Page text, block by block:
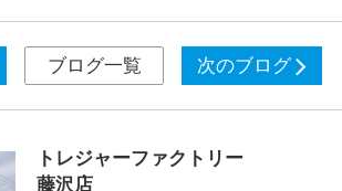
ブログ一覧 次のブログ
トレジャーファクトリー
藤沢店